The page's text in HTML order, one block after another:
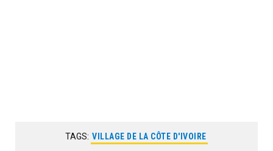
TAGS: VILLAGE DE LA CÔTE D'IVOIRE